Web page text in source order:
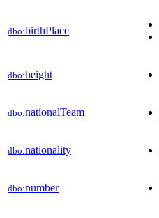
dbo:birthPlace
dbo:height
dbo:nationalTeam
dbo:nationality
dbo:number